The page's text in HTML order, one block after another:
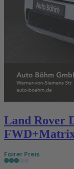
Land Rover
Fairer Preis